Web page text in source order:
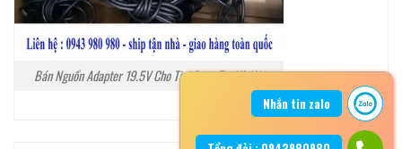
Bán Nguồn Adapter 19.5V Cho Tivi Sony Tại Hà Nội
Nhắn tin zalo